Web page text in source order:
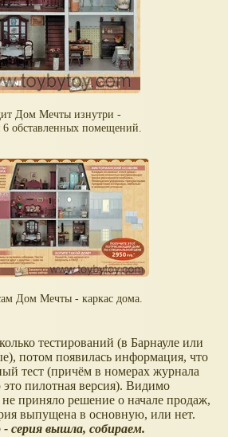
Дом Мечты изнутри -
6 обставленных помещений.
Дом Мечты - каркас дома.
тестирований (в Барнауле или
потом появилась информация, что
тест (причём в номерах журнала
это пилотная версия). Видимо
не приняло решение о начале продаж,
выпущена в основную, или нет.
серия вышла, собираем.